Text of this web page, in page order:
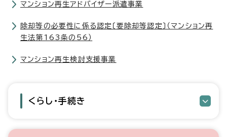
マンション再生アドバイザー派遣事業
除却等の必要性に係る認定〔要除却等認定〕（マンション再
生法第163条の56）
マンション再生検討支援事業
くらし・手続き